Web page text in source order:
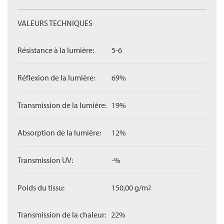
VALEURS TECHNIQUES
Résistance à la lumière: 5-6
Réflexion de la lumière: 69%
Transmission de la lumière: 19%
Absorption de la lumière: 12%
Transmission UV: -%
Poids du tissu: 150,00 g/m2
Transmission de la chaleur: 22%